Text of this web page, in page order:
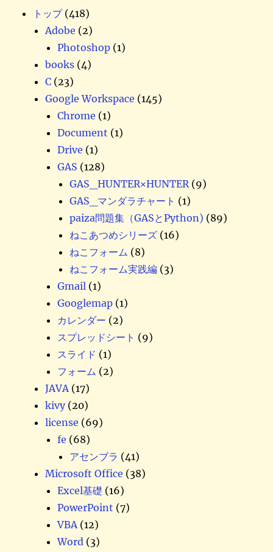
送トップ(418)
Adobe (2)
Photoshop (1)
books (4)
C (23)
Google Workspace (145)
Chrome (1)
Document (1)
Drive (1)
GAS (128)
GAS_HUNTER×HUNTER(9)
GAS_マンダラチャート (1)
paiza問題集（GASとPython) (89)
ねこあつめシリーズ (16)
ねこフォーム (8)
ねこフォーム実践編 (3)
Gmail (1)
Googlemap (1)
カレンダー (2)
スプレッドシート (9)
スライド (1)
フォーム (2)
JAVA(17)
kivy(20)
license (69)
fe (68)
アセンブラ (41)
Microsoft Office (38)
Excel基礎 (16)
PowerPoint (7)
VBA(12)
Word (3)